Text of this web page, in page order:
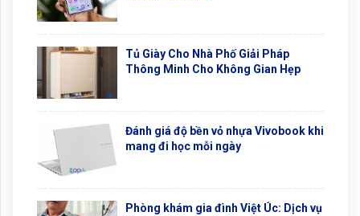
Tủ Giày Cho Nhà Phố Giải Pháp
Thông Minh Cho Không Gian Hẹp
Đánh giá độ bền vỏ nhựa Vivobook khi
mang đi học mỗi ngày
Phòng khám gia đình Việt Úc: Dịch vụ